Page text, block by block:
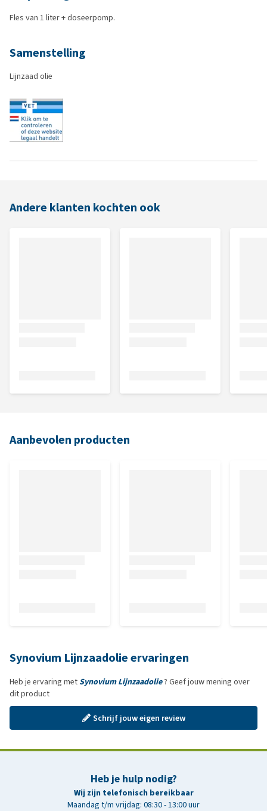
Fles van 1 liter + doseerpomp.
Samenstelling
Lijnzaad olie
Andere klanten kochten ook
Aanbevolen producten
Synovium Lijnzaadolie ervaringen
Heb je ervaring met Synovium Lijnzaadolie? Geef jouw mening over
dit product
Schrijf jouw eigen review
Heb je hulp nodig?
Wij zijn telefonisch bereikbaar
Maandag t/m vrijdag: 08:30 - 13:00 uur